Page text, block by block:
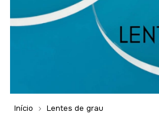
Início Lentes de grau